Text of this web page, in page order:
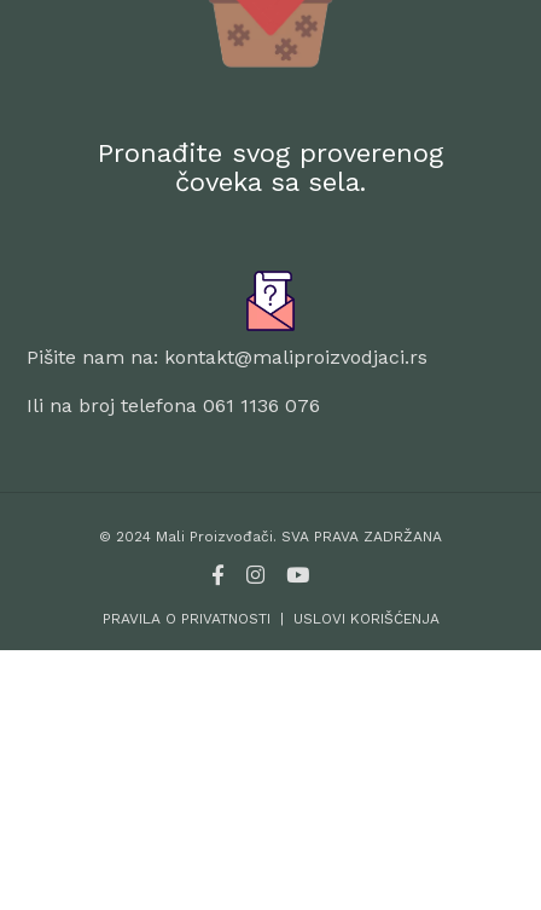
Pronađite svog proverenog
čoveka sa sela.
Pišite nam na: kontakt@maliproizvodjaci.rs
Ili na broj telefona 061 1136 076
© 2024 Mali Proizvođači. SVA PRAVA ZADRŽANA
PRAVILA O PRIVATNOSTI USLOVI KORIŠĆENJA